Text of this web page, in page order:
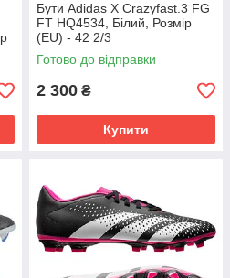
Бути Adidas X Crazyfast.3 FG
FT HQ4534, Білий, Розмір
(EU) - 42 2/3
Готово до відправки
2 300 ₴
Купити